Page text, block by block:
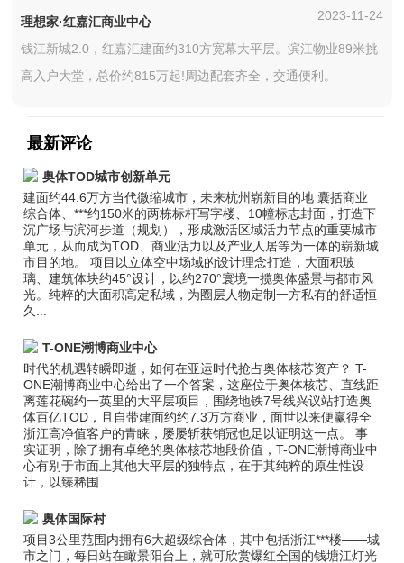
理想家·红嘉汇商业中心 2023-11-24
钱江新城2.0，红嘉汇建面约310方宽幕大平层。滨江物业89米挑
高入户大堂，总价约815万起!周边配套齐全，交通便利。
最新评论
奥体TOD城市创新单元
建面约44.6万方当代微缩城市，未来杭州崭新目的地 囊括商业
综合体、***约150米的两栋标杆写字楼、10幢标志封面，打造下
沉广场与滨河步道（规划），形成激活区域活力节点的重要城市
单元，从而成为TOD、商业活力以及产业人居等为一体的崭新城
市目的地。 项目以立体空中场域的设计理念打造，大面积玻
璃、建筑体块约45°设计，以约270°寰境一揽奥体盛景与都市风
光。纯粹的大面积高定私域，为圈层人物定制一方私有的舒适恒
久...
T-ONE潮博商业中心
时代的机遇转瞬即逝，如何在亚运时代抢占奥体核芯资产？ T-
ONE潮博商业中心给出了一个答案，这座位于奥体核芯、直线距
离莲花碗约一英里的大平层项目，围绕地铁7号线兴议站打造奥
体百亿TOD，且自带建面约约7.3万方商业，面世以来便赢得全
浙江高净值客户的青睐，屡屡斩获销冠也足以证明这一点。 事
实证明，除了拥有卓绝的奥体核芯地段价值，T-ONE潮博商业中
心有别于市面上其他大平层的独特点，在于其纯粹的原生性设
计，以臻稀围...
奥体国际村
项目3公里范围内拥有6大超级综合体，其中包括浙江***楼——城
市之门，每日站在瞰景阳台上，就可欣赏爆红全国的钱塘江灯光